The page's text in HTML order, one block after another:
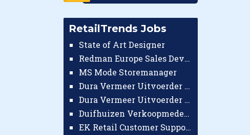
RetailTrends Jobs
State of Art Designer
Redman Europe Sales Developer (Europe)
MS Mode Storemanager
Dura Vermeer Uitvoerder GWW Amsterdam
Dura Vermeer Uitvoerder Civiel Nijmegen
Duifhuizen Verkoopmedewerker Ridderkerk
EK Retail Customer Support Omnichannel